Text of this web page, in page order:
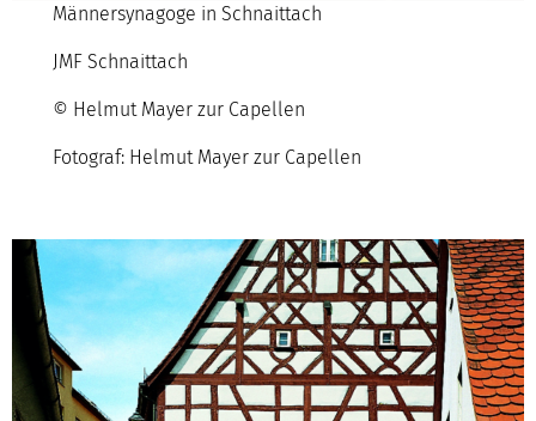
Männersynagoge in Schnaittach
JMF Schnaittach
© Helmut Mayer zur Capellen
Fotograf: Helmut Mayer zur Capellen